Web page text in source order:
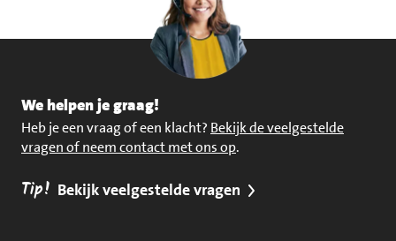
We helpen je graag!
Heb je een vraag of een klacht? Bekijk de veelgestelde
vragen of neem contact met ons op.
Tip! Bekijk veelgestelde vragen